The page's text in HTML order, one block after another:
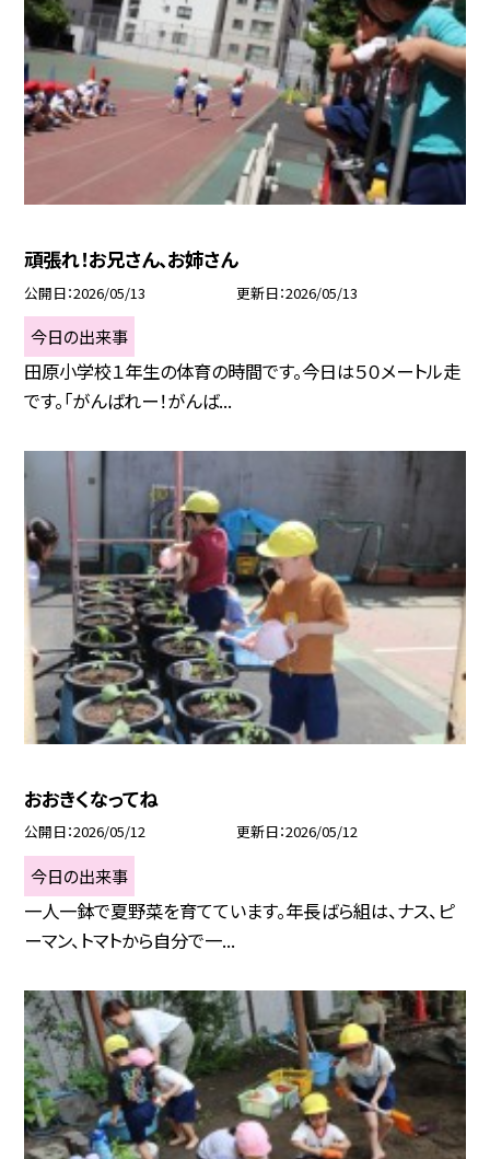
頑張れ！お兄さん、お姉さん
公開日 2026/05/13 更新日 2026/05/13
今日の出来事
田原小学校１年生の体育の時間です。今日は５０メートル走
です。「がんばれー！がんば...
おおきくなってね
公開日 2026/05/12 更新日 2026/05/12
今日の出来事
一人一鉢で夏野菜を育てています。年長ばら組は、ナス、ピ
ーマン、トマトから自分で一...